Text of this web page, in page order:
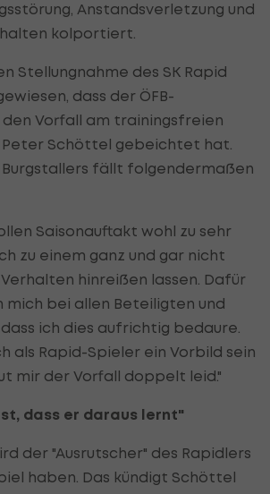
Anstandsverletzung und
kolportiert.
Stellungnahme des SK Rapid
dass der ÖFB-
Vorfall am trainingsfreien
Peter Schöttel gebeichtet hat.
Burgstallers fällt folgendermaßen
Saisonauftakt wohl zu sehr
zu einem ganz und gar nicht
hinreißen lassen. Dafür
mich bei allen Beteiligten und
ich dies aufrichtig bedaure.
als Rapid-Spieler ein Vorbild sein
mir der Vorfall doppelt leid."
dass er daraus lernt"
der "Ausrutscher" des Rapidlers
haben. Das kündigt Schöttel